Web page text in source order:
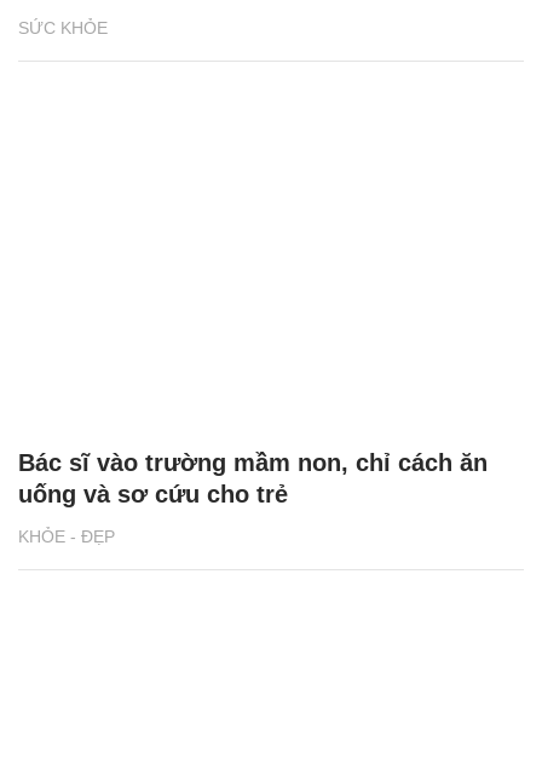
SỨC KHỎE
KHỎE - ĐẸP
Bác sĩ vào trường mầm non, chỉ cách ăn
uống và sơ cứu cho trẻ